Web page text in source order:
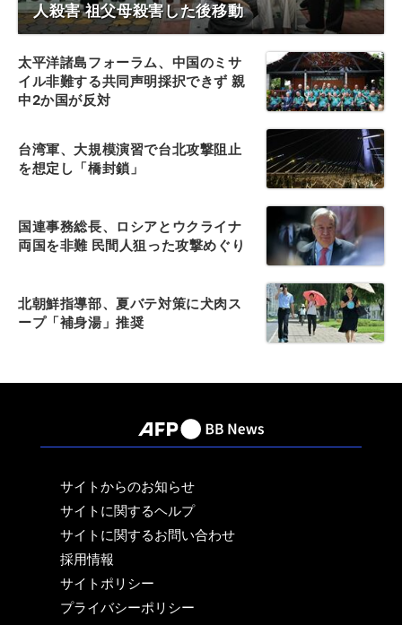
人殺害 祖父母殺害した後移動
太平洋諸島フォーラム、中国のミサ
イル非難する共同声明採択できず 親
中2か国が反対
台湾軍、大規模演習で台北攻撃阻止
を想定し「橋封鎖」
国連事務総長、ロシアとウクライナ
両国を非難 民間人狙った攻撃めぐり
北朝鮮指導部、夏バテ対策に犬肉ス
ープ「補身湯」推奨
サイトからのお知らせ
サイトに関するヘルプ
サイトに関するお問い合わせ
採用情報
サイトポリシー
プライバシーポリシー